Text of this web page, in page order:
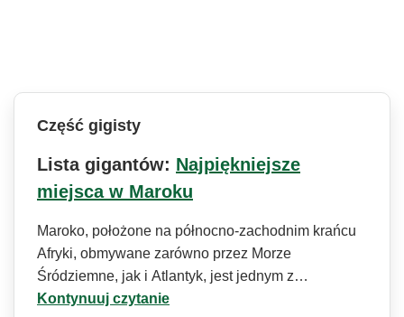
Część gigisty
Lista gigantów: Najpiękniejsze
miejsca w Maroku
Maroko, położone na północno-zachodnim krańcu
Afryki, obmywane zarówno przez Morze
Śródziemne, jak i Atlantyk, jest jednym z…
Kontynuuj czytanie